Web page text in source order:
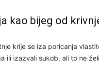
kao bijeg od
krije se iza poricanja
ili izazvali sukob, ali to ne